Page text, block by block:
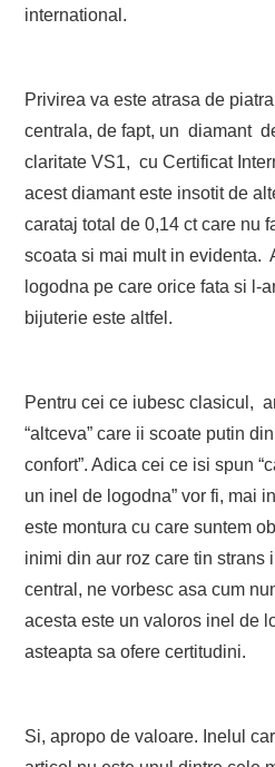
international.
Privirea va este atrasa de
centrala, de fapt, un diamant
claritate VS1, cu Certificat
acest diamant este insotit de
carataj total de 0,14 ct care nu
scoata si mai mult in evidenta.
logodna pe care orice fata si l-
bijuterie este altfel.
Pentru cei ce iubesc clasicul,
“altceva” care ii scoate putin
confort”. Adica cei ce isi spun
un inel de logodna” vor fi, mai
este montura cu care suntem
inimi din aur roz care tin strans
central, ne vorbesc asa cum
acesta este un valoros inel de
asteapta sa ofere certitudini.
Si, apropo de valoare. Inelul